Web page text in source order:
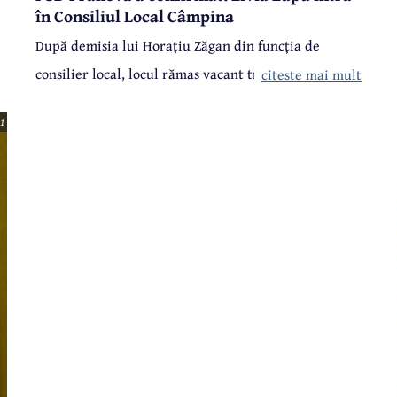
în Consiliul Local Câmpina
După demisia lui Horațiu Zăgan din funcția de
consilier local, locul rămas vacant trebuie ocupat de
citeste mai mult